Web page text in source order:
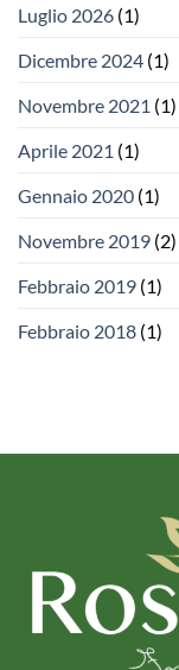
Luglio 2026 (1)
Dicembre 2024 (1)
Novembre 2021 (1)
Aprile 2021 (1)
Gennaio 2020 (1)
Novembre 2019 (2)
Febbraio 2019 (1)
Febbraio 2018 (1)